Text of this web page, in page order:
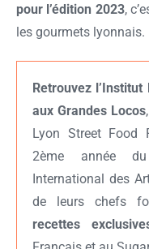
pour l’édition 2023,
les gourmets lyonnais.
Retrouvez
aux Grandes Locos
Lyon Street Food
2ème année du
International des
de leurs chefs
recettes